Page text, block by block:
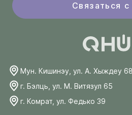
Связаться с
Мун. Кишинэу, ул. А. Хыждеу 68
г. Бэлць, ул. М. Витязул 65
г. Комрат, ул. Федько 39